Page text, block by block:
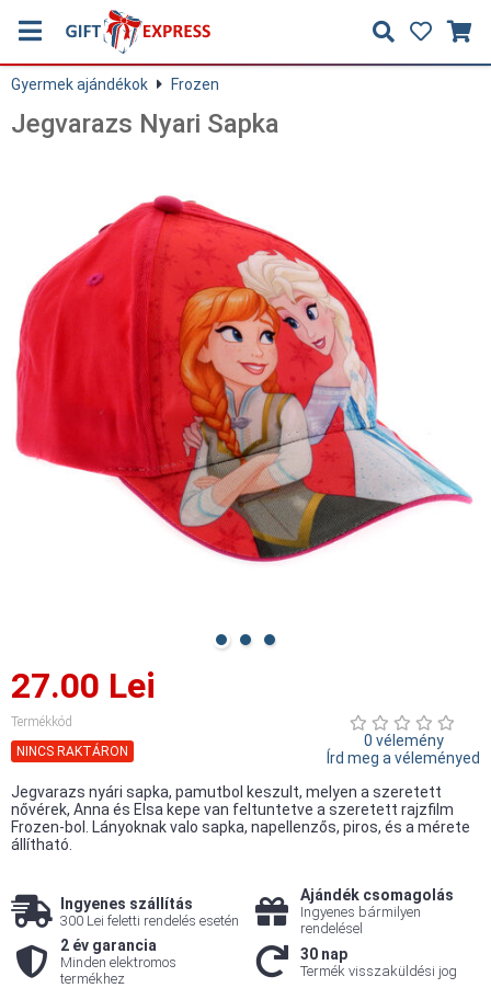
Gyermek ajándékok Frozen
Jegvarazs Nyari Sapka
27.00 Lei
Termékkód
NINCS RAKTÁRON
0 vélemény
Írd meg a véleményed
Jegvarazs nyári sapka, pamutbol keszult, melyen a szeretett
nővérek, Anna és Elsa kepe van feltuntetve a szeretett rajzfilm
Frozen-bol. Lányoknak valo sapka, napellenzős, piros, és a mérete
állítható.
Ingyenes szállítás
300 Lei feletti rendelés esetén
Ajándék csomagolás
Ingyenes bármilyen
rendelésel
2 év garancia
Minden elektromos
termékhez
30 nap
Termék visszaküldési jog